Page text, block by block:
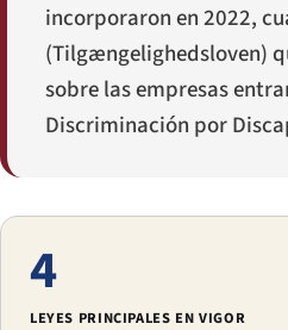
incorporaron en 2022,
(Tilgængelighedsloven)
sobre las empresas
Discriminación por
4
LEYES PRINCIPALES EN VIGOR